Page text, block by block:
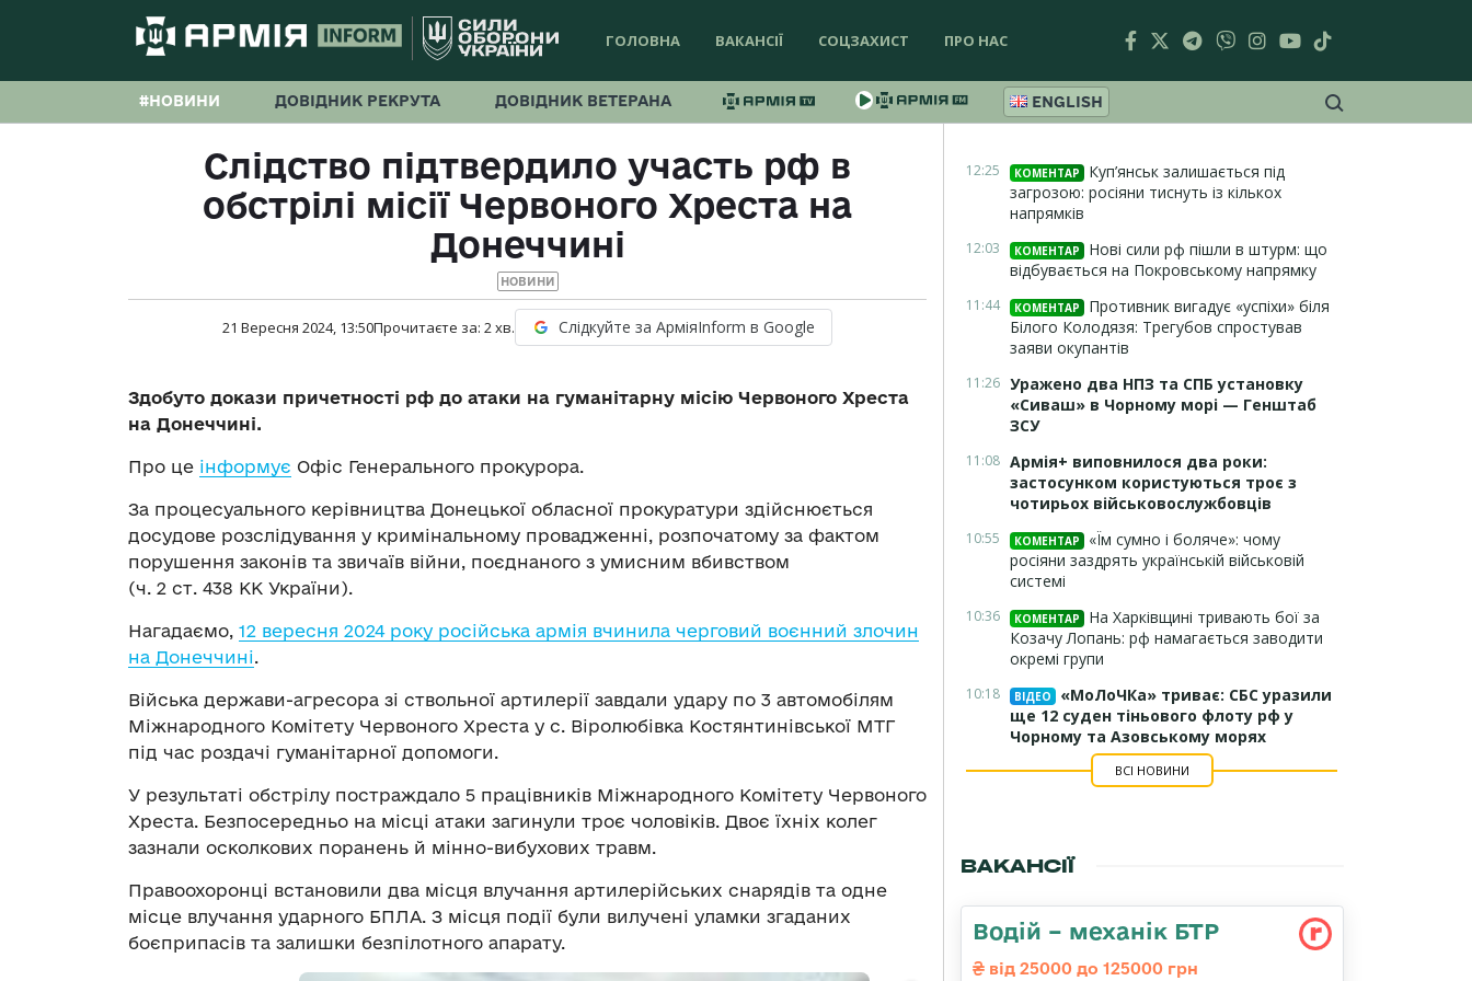
ГОЛОВНА ВАКАНСІЇ СОЦЗАХИСТ ПРО НАС
#НОВИНИ ДОВІДНИК РЕКРУТА ДОВІДНИК ВЕТЕРАНА ENGLISH
Слідство підтвердило участь рф в
обстрілі місії Червоного Хреста на
Донеччині
НОВИНИ
21 Вересня 2024, 13:50Прочитаєте за: 2хв. Слідкуйте за АрміяInform в Google
Здобуто докази причетності рф до атаки на гуманітарну місію Червоного Хреста
на Донеччині.
Про це інформує Офіс Генерального прокурора.
За процесуального керівництва Донецької обласної прокуратури здійснюється
досудове розслідування у кримінальному провадженні, розпочатому за фактом
порушення законів та звичаїв війни, поєднаного з умисним вбивством
(ч. 2 ст. 438 КК України).
Нагадаємо, 12 вересня 2024 року російська армія вчинила черговий воєнний злочин
на Донеччині.
Війська держави-агресора зі ствольної артилерії завдали удару по 3 автомобілям
Міжнародного Комітету Червоного Хреста у с. Віролюбівка Костянтинівської МТГ
під час роздачі гуманітарної допомоги.
У результаті обстрілу постраждало 5 працівників Міжнародного Комітету Червоного
Хреста. Безпосередньо на місці атаки загинули троє чоловіків. Двоє їхніх колег
зазнали осколкових поранень й мінно-вибухових травм.
Правоохоронці встановили два місця влучання артилерійських снарядів та одне
місце влучання ударного БПЛА. З місця події були вилучені уламки згаданих
боєприпасів та залишки безпілотного апарату.
12:25 КОМЕНТАР
Куп’янськ залишається під
загрозою: росіяни тиснуть із кількох
напрямків
12:03 КОМЕНТАР
Нові сили рф пішли в штурм: що
відбувається на Покровському напрямку
11:44 КОМЕНТАР
Противник вигадує «успіхи» біля
Білого Колодязя: Трегубов спростував
заяви окупантів
11:26 Уражено два НПЗ та СПБ установку
«Сиваш» в Чорному морі — Генштаб
ЗСУ
11:08 Армія+ виповнилося два роки:
застосунком користуються троє з
чотирьох військовослужбовців
10:55 КОМЕНТАР
«Їм сумно і боляче»: чому
росіяни заздрять українській військовій
системі
10:36 КОМЕНТАР
На Харківщині тривають бої за
Козачу Лопань: рф намагається заводити
окремі групи
10:18 ВІДЕО
«МоЛоЧКа» триває: СБС уразили
ще 12 суден тіньового флоту рф у
Чорному та Азовському морях
ВСІ НОВИНИ
ВАКАНСІЇ
Водій – механік БТР
від 25000 до 125000 грн